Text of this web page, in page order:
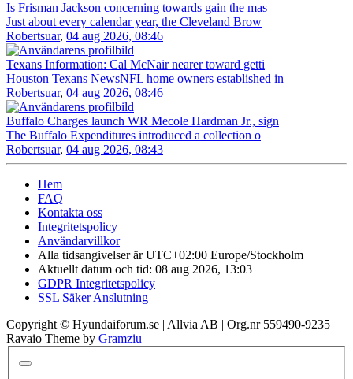
Is Frisman Jackson concerning towards gain the mas
Just about every calendar year, the Cleveland Brow
Robertsuar, 04 aug 2026, 08:46
Texans Information: Cal McNair nearer toward getti
Houston Texans NewsNFL home owners established in
Robertsuar, 04 aug 2026, 08:46
Buffalo Charges launch WR Mecole Hardman Jr., sign
The Buffalo Expenditures introduced a collection o
Robertsuar, 04 aug 2026, 08:43
Hem
FAQ
Kontakta oss
Integritetspolicy
Användarvillkor
Alla tidsangivelser är UTC+02:00 Europe/Stockholm
Aktuellt datum och tid: 08 aug 2026, 13:03
GDPR Integritetspolicy
SSL Säker Anslutning
Copyright © Hyundaiforum.se | Allvia AB | Org.nr 559490-9235
Ravaio Theme by Gramziu